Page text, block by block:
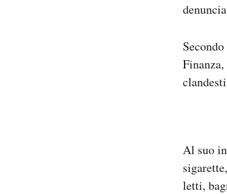
Al suo
letti,